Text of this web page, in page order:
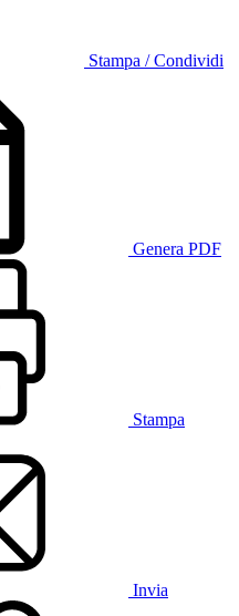
Stampa / Condividi
Genera PDF
Stampa
Invia